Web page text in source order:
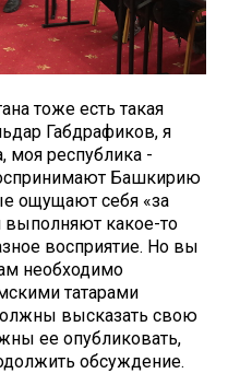
тоже есть такая
Габдрафиков, я
моя республика -
Башкирию
ощущают себя «за
выполняют какое-то
восприятие. Но вы
необходимо
татарами
высказать свою
ее опубликовать,
обсуждение.